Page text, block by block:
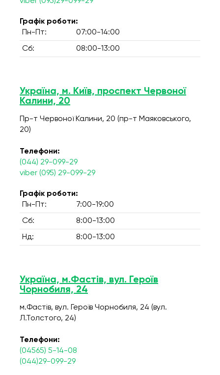
Графік роботи:
Пн-Пт:
07:00-14:00
Сб: 08:00-13:00
Україна, м. Київ, проспект Червоної
Калини, 20
Пр-т Червоної Калини, 20 (пр-т Маяковського,
20)
Телефони:
(044) 29-099-29
viber (095) 29-099-29
Графік роботи:
Пн-Пт:
7:00-19:00
Сб: 8:00-13:00
Нд: 8:00-13:00
Україна, м.Фастів, вул. Героїв
Чорнобиля, 24
м.Фастів, вул. Героїв Чорнобиля, 24 (вул.
Л.Толстого, 24)
Телефони:
(04565) 5-14-08
(044)29-099-29